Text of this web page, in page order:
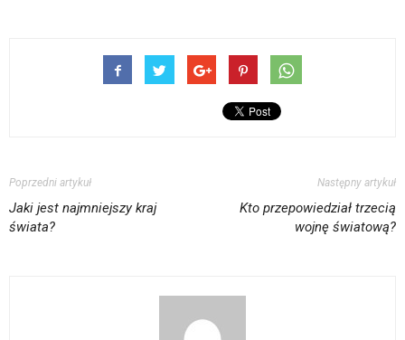
Poprzedni artykuł
Jaki jest najmniejszy kraj
świata?
Następny artykuł
Kto przepowiedział trzecią
wojnę światową?